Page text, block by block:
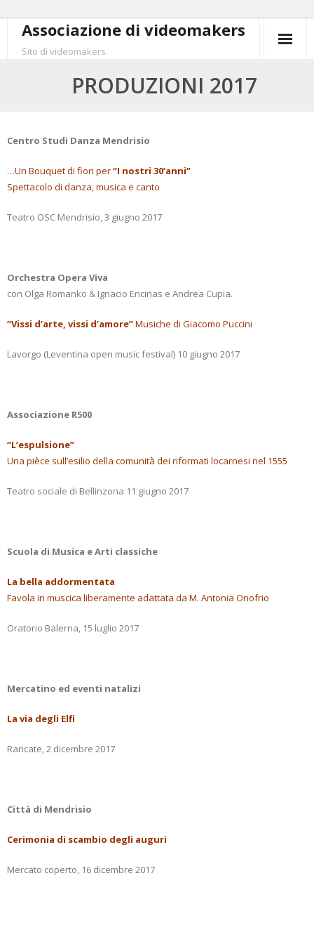
content
Associazione di videomakers
Sito di videomakers
PRODUZIONI 2017
Centro Studi Danza Mendrisio
…Un Bouquet di fiori per“I nostri 30’anni”
Spettacolo di danza, musica e canto
Teatro OSC Mendrisio, 3 giugno 2017
Orchestra Opera Viva
con Olga Romanko & Ignacio Encinas e Andrea Cupia.
“Vissi d’arte, vissi d’amore”Musiche di Giacomo Puccini
Lavorgo (Leventina open music festival) 10 giugno 2017
Associazione R500
“L’espulsione”
Una pièce sull’esilio della comunità dei riformati locarnesi nel 1555
Teatro sociale di Bellinzona 11 giugno 2017
Scuola di Musica e Arti classiche
La bella addormentata
Favola in muscica liberamente adattata da M. Antonia Onofrio
Oratorio Balerna, 15 luglio 2017
Mercatino ed eventi natalizi
La via degli Elfi
Rancate, 2 dicembre 2017
Città di Mendrisio
Cerimonia di scambio degli auguri
Mercato coperto, 16 dicembre 2017